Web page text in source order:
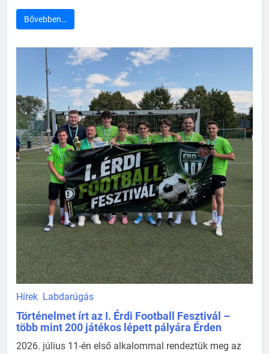
Bővebben…
Hírek Labdarúgás
Történelmet írt az I. Érdi Football Fesztivál –
több mint 200 játékos lépett pályára Érden
2026. július 11-én első alkalommal rendeztük meg az